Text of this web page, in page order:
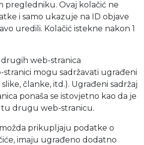
pregledniku. Ovaj kolačić ne
i samo ukazuje na ID objave
uredili. Kolačić istekne nakon 1
drugih web-stranica
stranici mogu sadržavati ugrađeni
članke, itd.). Ugrađeni sadržaj
ponaša se istovjetno kao da je
drugu web-stranicu.
prikupljaju podatke o
imaju ugrađeno dodatno